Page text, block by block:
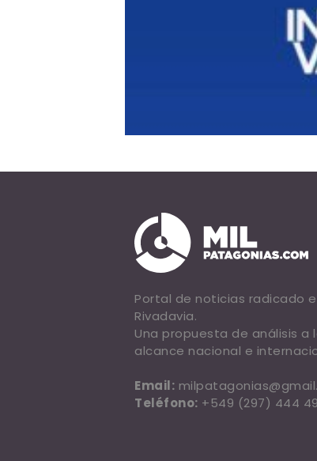
Portal de noticias radicado
Rivadavia.
Una propuesta de análisis a
alcance nacional e
Email:
Teléfono: +549 (297) 444